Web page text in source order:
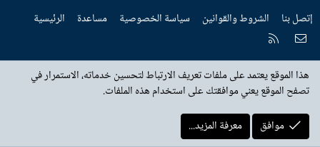
إتصل بنا الشروط والقوانين سياسة الخصوصية مساعدة الرئيسية
إتصل بنا
هذا الموقع يعتمد على ملفات تعريف الارتباط لتحسين خدماته، الاستمرار في
تصفح الموقع يعني موافقتك على استخدام هذه الملفات.
موافق
معرفة المزيد...